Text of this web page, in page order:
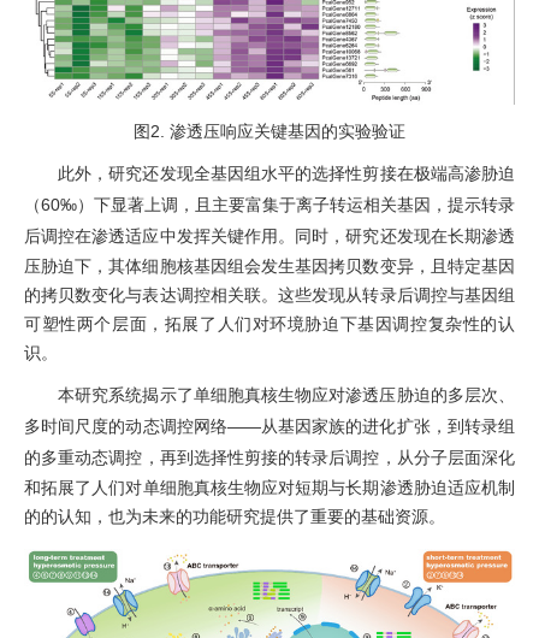
图2. 渗透压响应关键基因的实验验证
此外 ，研究还发现全基因组水平的选择性剪接在极端高渗胁迫
（60‰）下显著上调，且主要富集于离子转运相关基因，提示转录
后调控在渗透适应中发挥关键作用。 同时，研究还发现在长期渗透
压胁迫下，其体细胞核基因组会发生基因拷贝数变异，且特定基因
的拷贝数变化与表达调控相关联。这些发现从转录后调控与基因组
可塑性两个层面，拓展了人们对环境胁迫下基因调控复杂性的认
识。
本研究系统揭示了单细胞真核生物应对渗透压胁迫的多层次、
多时间尺度的动态调控网络——从基因家族的进化扩张，到转录组
的多重动态调控 ，再到选择性剪接的转录后调控 ， 从分子层面深化
和拓展了人们对单细胞真核生物应对短期与长期渗透胁迫适应机制
的的认知，也为未来的功能研究提供了重要的基础资源。